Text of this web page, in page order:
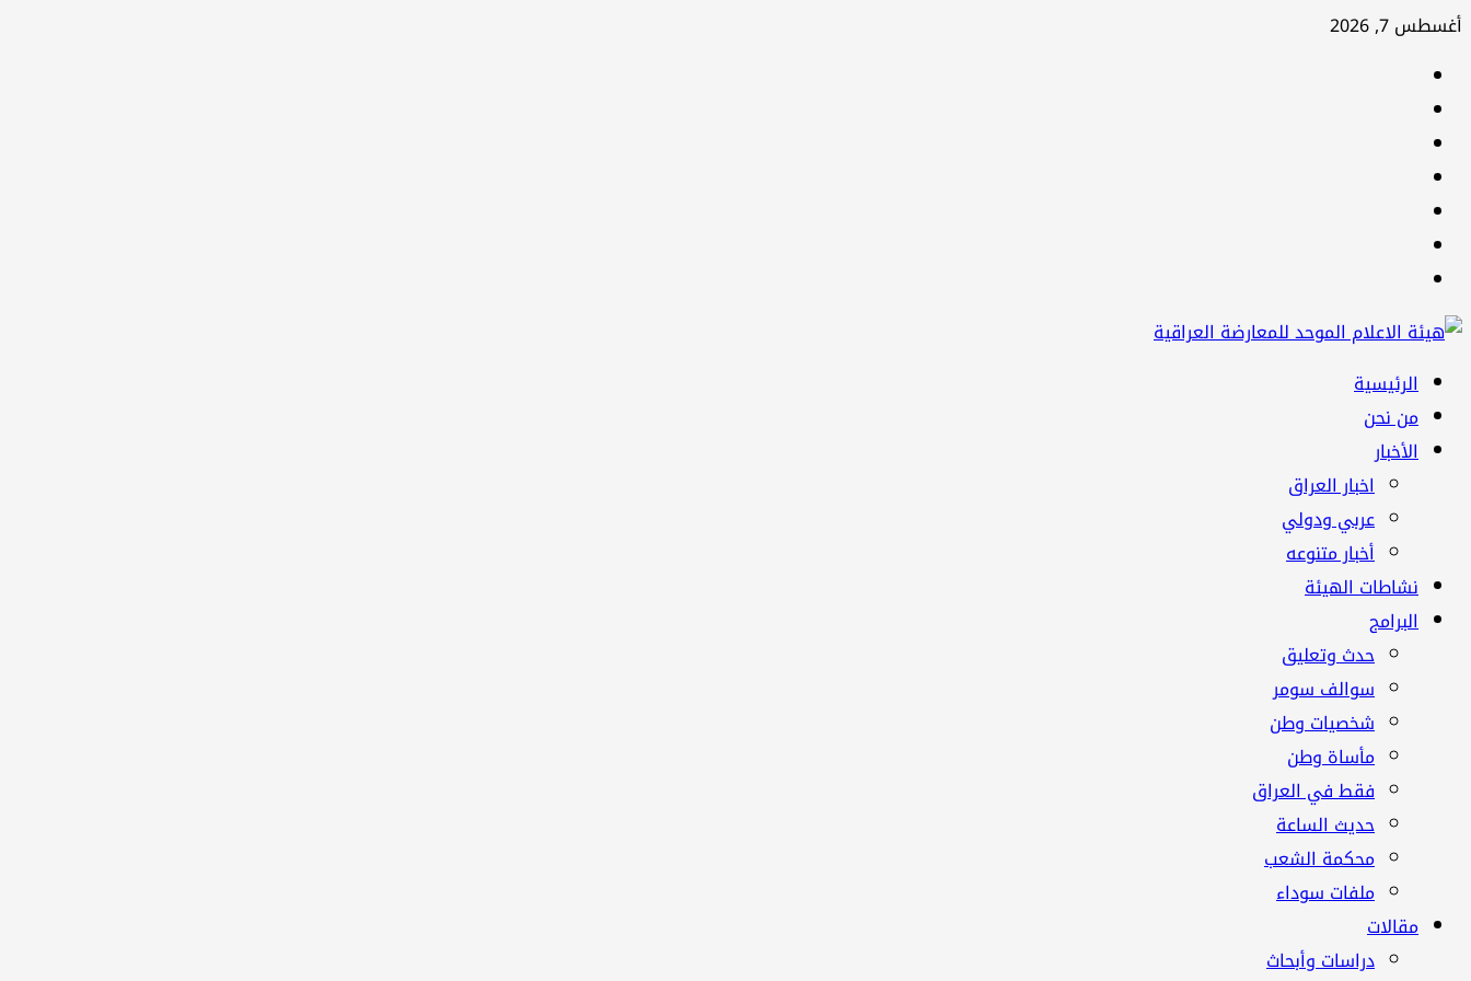
تخطي
أغسطس 7, 2026
القائمة
الرئيسية
الرئيسية
من نحن
الأخبار
اخبار العراق
عربي ودولي
أخبار متنوعه
نشاطات الهيئة
البرامج
حدث وتعليق
سوالف سومر
شخصيات وطن
مأساة وطن
فقط في العراق
حديث الساعة
محكمة الشعب
ملفات سوداء
مقالات
دراسات وأبحاث